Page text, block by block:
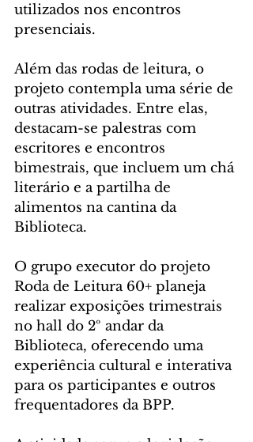
utilizados nos encontros
presenciais.
Além das rodas de leitura, o
projeto contempla uma série de
outras atividades. Entre elas,
destacam-se palestras com
escritores e encontros
bimestrais, que incluem um chá
literário e a partilha de
alimentos na cantina da
Biblioteca.
O grupo executor do projeto
Roda de Leitura 60+ planeja
realizar exposições trimestrais
no hall do 2º andar da
Biblioteca, oferecendo uma
experiência cultural e interativa
para os participantes e outros
frequentadores da BPP.